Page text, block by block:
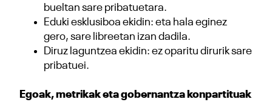
bueltan sare pribatuetara.
Eduki esklusiboa ekidin: eta hala eginez
gero, sare libreetan izan dadila.
Diruz laguntzea ekidin: ez oparitu dirurik sare
pribatuei.
Egoak, metrikak eta gobernantza konpartituak